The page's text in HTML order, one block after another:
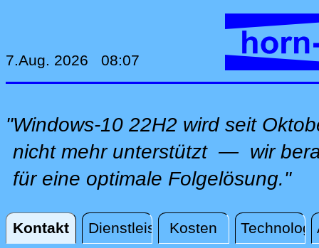
7.Aug. 2026 08:07
"Windows-10 22H2 wird seit
nicht mehr unterstützt — wir
für eine optimale Folgelösung."
Kontakt Dienstleistungen
Kosten